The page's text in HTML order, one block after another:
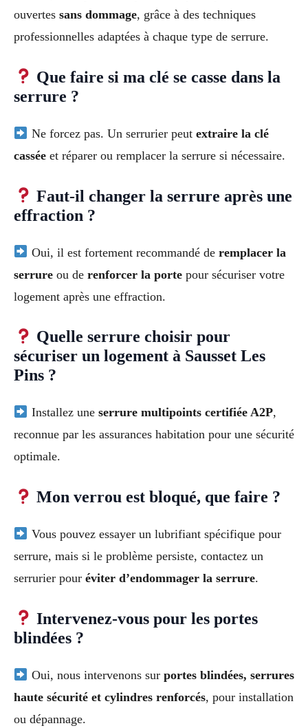
ouvertes sans dommage, grâce à des techniques
professionnelles adaptées à chaque type de serrure.
Que faire si ma clé se casse dans la
serrure ?
Ne forcez pas. Un serrurier peut extraire la clé
cassée et réparer ou remplacer la serrure si nécessaire.
Faut-il changer la serrure après une
effraction ?
Oui, il est fortement recommandé de remplacer la
serrure ou de renforcer la porte pour sécuriser votre
logement après une effraction.
Quelle serrure choisir pour
sécuriser un logement à Sausset Les
Pins ?
Installez une serrure multipoints certifiée A2P,
reconnue par les assurances habitation pour une sécurité
optimale.
Mon verrou est bloqué, que faire ?
Vous pouvez essayer un lubrifiant spécifique pour
serrure, mais si le problème persiste, contactez un
serrurier pour éviter d’endommager la serrure.
Intervenez-vous pour les portes
blindées ?
Oui, nous intervenons sur portes blindées, serrures
haute sécurité et cylindres renforcés, pour installation
ou dépannage.